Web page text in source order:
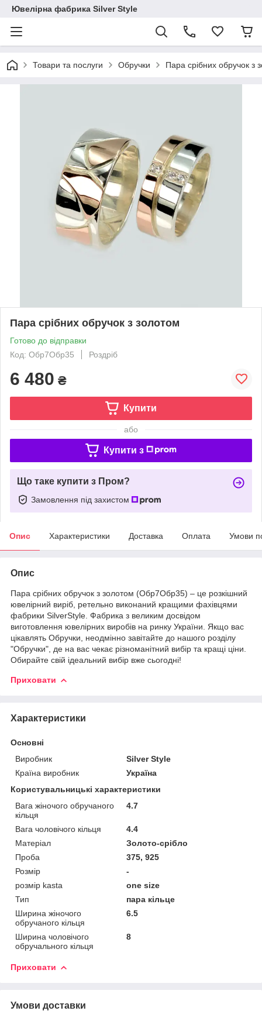
Ювелірна фабрика Silver Style
Товари та послуги Обручки Пара срібних обручок з
Пара срібних обручок з золотом
Готово до відправки
Код: Обр7Обр35
Роздріб
6 480 ₴
Купити
або
Купити з
Що таке купити з Пром?
Замовлення під захистом
Опис Характеристики Доставка Оплата Умови
Опис
Пара срібних обручок з золотом (Обр7Обр35) – це розкішний
ювелірний виріб, ретельно виконаний кращими фахівцями
фабрики SilverStyle. Фабрика з великим досвідом
виготовлення ювелірних виробів на ринку України. Якщо вас
цікавлять Обручки, неодмінно завітайте до нашого розділу
"Обручки", де на вас чекає різноманітний вибір та кращі ціни.
Обирайте свій ідеальний вибір вже сьогодні!
Приховати
Характеристики
Основні
Виробник
Silver Style
Країна виробник
Україна
Користувальницькі характеристики
Вага жіночого обручаного
кільця
4.7
Вага чоловічого кільця
4.4
Матеріал
Золото-срібло
Проба
375, 925
Розмір
-
розмір kasta
one size
Тип
пара кільце
Ширина жіночого
обручаного кільця
6.5
Ширина чоловічого
обручального кільця
8
Приховати
Умови доставки